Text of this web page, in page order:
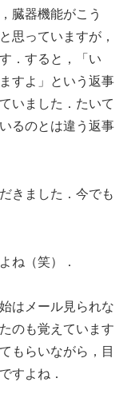
臓器機能がこう
思っていますが，
．すると，「い
すよ」という返事
いました．たいて
るのとは違う返事
きました．今でも
ね（笑）．
はメール見られな
のも覚えています
もらいながら，目
すよね．